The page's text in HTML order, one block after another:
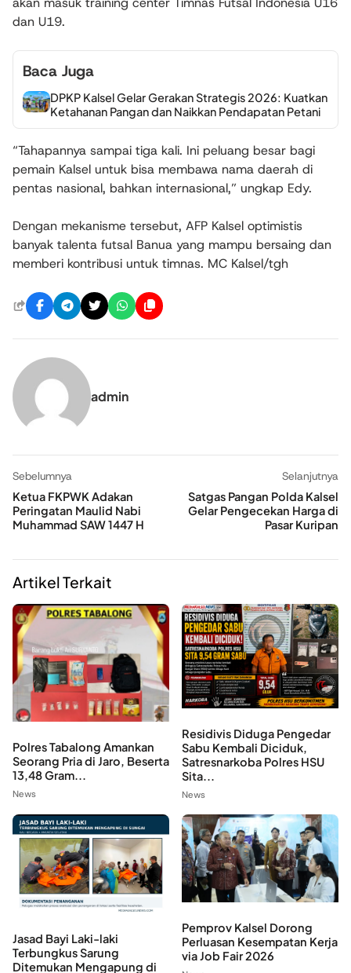
dan U19.
Baca Juga
DPKP Kalsel Gelar Gerakan Strategis 2026: Kuatkan
Ketahanan Pangan dan Naikkan Pendapatan Petani
“Tahapannya sampai tiga kali. Ini peluang besar bagi
pemain Kalsel untuk bisa membawa nama daerah di
pentas nasional, bahkan internasional,” ungkap Edy.
Dengan mekanisme tersebut, AFP Kalsel optimistis
banyak talenta futsal Banua yang mampu bersaing dan
memberi kontribusi untuk timnas. MC Kalsel/tgh
admin
Sebelumnya
Ketua FKPWK Adakan
Peringatan Maulid Nabi
Muhammad SAW 1447 H
Selanjutnya
Satgas Pangan Polda Kalsel
Gelar Pengecekan Harga di
Pasar Kuripan
Artikel Terkait
Polres Tabalong Amankan
Seorang Pria di Jaro, Beserta
13,48 Gram...
News
Residivis Diduga Pengedar
Sabu Kembali Diciduk,
Satresnarkoba Polres HSU
Sita...
News
Jasad Bayi Laki-laki
Terbungkus Sarung
Ditemukan Mengapung di
Pemprov Kalsel Dorong
Perluasan Kesempatan Kerja
via Job Fair 2026